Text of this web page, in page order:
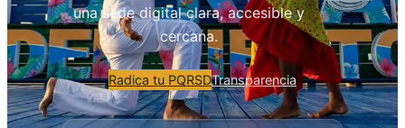
una sede digital clara, accesible y
cercana.
Radica tu PQRSDTransparencia